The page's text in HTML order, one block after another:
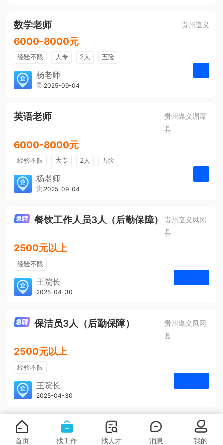
数学老师 贵州遵义
6000-8000元
经验不限 大专 2人
五险
带薪年假
年终奖
免费培训
包住宿
杨老师
贵州大美前程文化发展有限公司
2025-09-04
英语老师
贵州遵义湄潭
县
6000-8000元
经验不限 大专 2人
五险
带薪年假
年终奖
免费培训
包住宿
杨老师
贵州大美前程文化发展有限公司
2025-09-04
餐饮工作人员3人（后勤保障）
贵州遵义凤冈
县
2500元以上
经验不限
学历不限
3人
王院长
凤冈安宁医院
2025-04-30
保洁员3人（后勤保障）
贵州遵义凤冈
县
2500元以上
经验不限
学历不限
3人
王院长
凤冈安宁医院
2025-04-30
首页 找工作 找人才 消息 我的